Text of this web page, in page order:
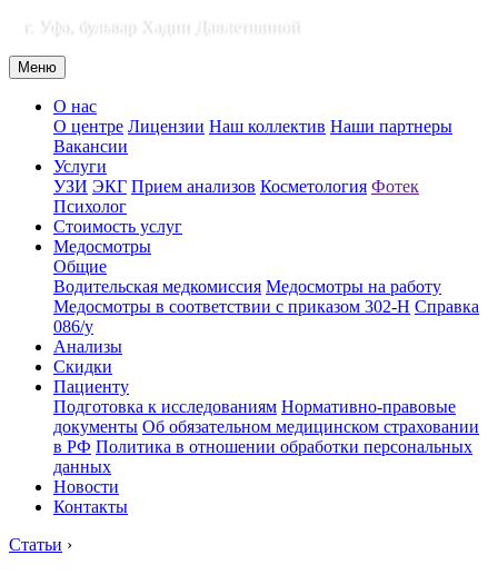
г. Уфа, бульвар Хадии Давлетшиной
Меню
О нас
О центре Лицензии Наш коллектив Наши партнеры
Вакансии
Услуги
УЗИ ЭКГ Прием анализов Косметология Фотек
Психолог
Стоимость услуг
Медосмотры
Общие
Водительская медкомиссия Медосмотры на работу
Медосмотры в соответствии с приказом 302-Н Справка
086/у
Анализы
Скидки
Пациенту
Подготовка к исследованиям Нормативно-правовые
документы Об обязательном медицинском страховании
в РФ Политика в отношении обработки персональных
данных
Новости
Контакты
Статьи ›